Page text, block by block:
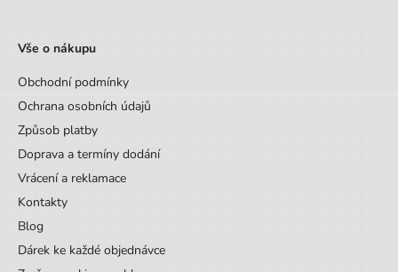
Vše o nákupu
Obchodní podmínky
Ochrana osobních údajů
Způsob platby
Doprava a termíny dodání
Vrácení a reklamace
Kontakty
Blog
Dárek ke každé objednávce